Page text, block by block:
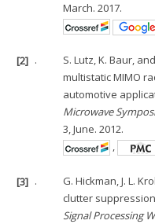
March. 2017.
[2] .
S. Lutz, K. Baur,
multistatic MIMO
automotive
Microwave
3, June. 2012.
,
[3] .
G. Hickman, J. L.
clutter
Signal Processing